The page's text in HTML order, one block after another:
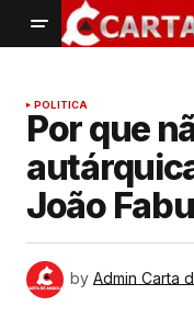
POLITICA
Por que
João
by Admin Carta